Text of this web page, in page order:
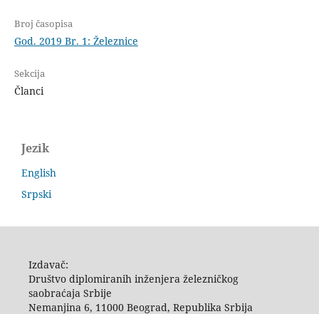
Broj časopisa
God. 2019 Br. 1: Železnice
Sekcija
Članci
Jezik
English
Srpski
Izdavač:
Društvo diplomiranih inženjera železničkog
saobraćaja Srbije
Nemanjina 6, 11000 Beograd, Republika Srbija